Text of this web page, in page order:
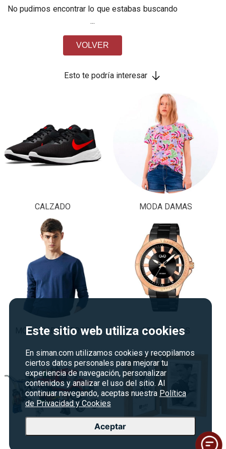
Este sitio web utiliza cookies
En siman.com utilizamos cookies y recopilamos
ciertos datos personales para mejorar tu
experiencia de navegación, personalizar
contenidos y analizar el uso del sitio. Al
continuar navegando, aceptas nuestra Política
de Privacidad y Cookies
Aceptar
No pudimos encontrar lo que estabas buscando
...
VOLVER
Esto te podría interesar
CALZADO MODA DAMAS
MODA CABALLEROS ACCESORIOS